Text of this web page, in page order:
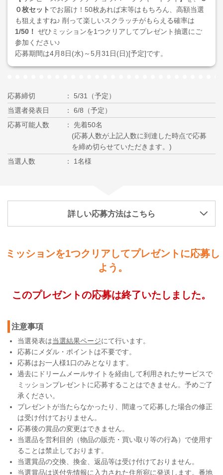
０枚セット でお届け！50枚あれば末等はもちろん、高額当選
も狙えますね♪ 削って楽しいスクラッチがもらえる確率は
1/50！ ぜひミッションを1つクリアしてプレゼント抽選にご
参加ください♪
応募期間は4月8日(水)～5月31日(日)[予定]です。
応募締切
5/31（予定）
当選者発表日
6/8（予定）
応募可能人数
先着50名
(応募人数が上記人数に到達した時点で応募
を締め切らせていただきます。)
当選人数
1名様
詳しい応募方法はこちら
ミッションを1つクリアしてプレゼントに応募し
よう。
このプレゼントの応募は終了いたしました。
注意事項
当選発表は当選結果ページにて行います。
応募にメダル・ポイントは不要です。
応募はお一人様1口のみとなります。
過去にドリームメールサイトを経由して利用されたサービスで
ミッションプレゼントに応募することはできません。予めご了
承ください。
プレゼントが当たらなかったり、間違って応募した場合の修正
は受け付けておりません。
応募後の賞品の変更はできません。
当選品を営利目的（物品の販売・買い取り等の行為）で使用す
ることは禁止しております。
当選賞品の交換、換金、返品等は受け付けておりません。
当選賞品は送付先情報に入力された住所宛に発送します。番地